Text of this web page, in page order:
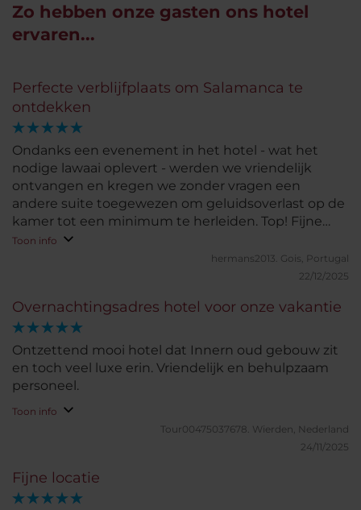
Zo hebben onze gasten ons hotel
ervaren...
Perfecte verblijfplaats om Salamanca te
ontdekken
Ondanks een evenement in het hotel - wat het
nodige lawaai oplevert - werden we vriendelijk
ontvangen en kregen we zonder vragen een
andere suite toegewezen om geluidsoverlast op de
kamer tot een minimum te herleiden. Top! Fijne
valet parkeerservice (beperkt aantal plaatsen, niet
vooraf te reserveren) Mooie suite, goed werkende
verwarming. Vooral lof voor het personeel aan de
duidelijk weet wat gasten wensen.
Toon info
hermans2013. Gois, Portugal
22/12/2025
Overnachtingsadres hotel voor onze vakantie
Ontzettend mooi hotel dat Innern oud gebouw zit
en toch veel luxe erin. Vriendelijk en behulpzaam
personeel.
Toon info
Tour00475037678. Wierden, Nederland
24/11/2025
Fijne locatie